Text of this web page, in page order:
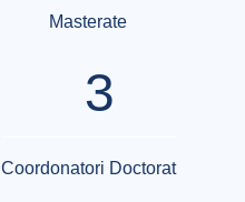
Masterate
3
Coordonatori Doctorat